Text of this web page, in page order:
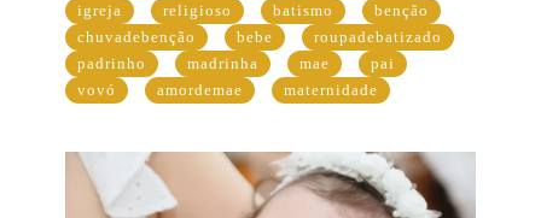
igreja
religioso batismo
benção
chuvadebenção
bebe
roupadebatizado
padrinho
madrinha mae
pai
vovó
amordemae maternidade